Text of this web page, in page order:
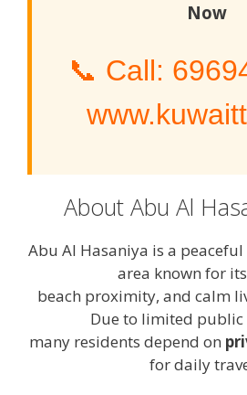
Now
📞 Call:
About Abu Al
Abu Al Hasaniya is a
area known for
beach proximity, and calm
Due to limited
many residents depend on
for daily